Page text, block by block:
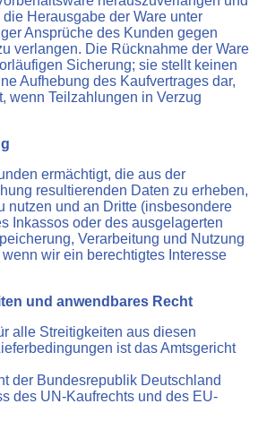
Herausgabe der Ware unter
Ansprüche des Kunden gegen
verlangen. Die Rücknahme der Ware
Sicherung; sie stellt keinen
Aufhebung des Kaufvertrages dar,
wenn Teilzahlungen in Verzug
ermächtigt, die aus der
resultierenden Daten zu erheben,
nutzen und an Dritte (insbesondere
Inkassos oder des ausgelagerten
Verarbeitung und Nutzung
wir ein berechtigtes Interesse
und anwendbares Recht
alle Streitigkeiten aus diesen
ist das Amtsgericht
der Bundesrepublik Deutschland
des UN-Kaufrechts und des EU-